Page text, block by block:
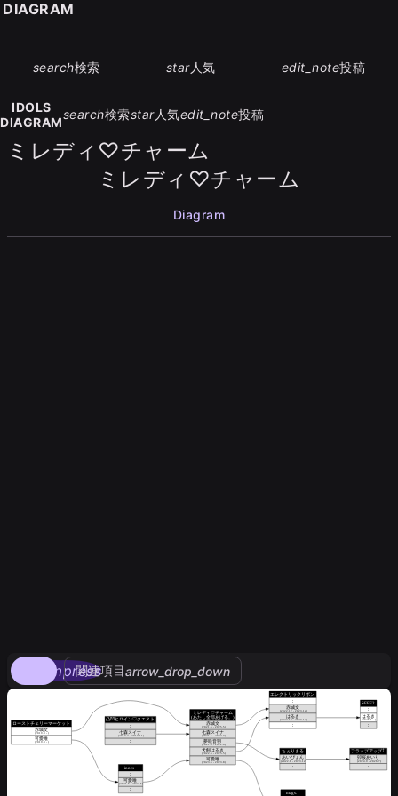
search検索 star人気 edit_note投稿
IDOLS
DIAGRAM
search検索star人気edit_note投稿
ミレディ♡チャーム
ミレディ♡チャーム
Diagram
compress
関連項目arrow_drop_down